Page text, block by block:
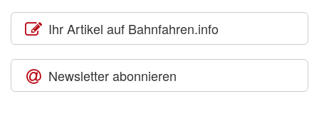
Ihr Artikel auf Bahnfahren.info
Newsletter abonnieren